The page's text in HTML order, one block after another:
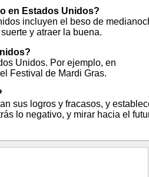
en Estados Unidos?
incluyen el beso de
y atraer la buena.
Unidos. Por ejemplo, en
Festival de Mardi Gras.
sus logros y fracasos, y
lo negativo, y mirar hacia el